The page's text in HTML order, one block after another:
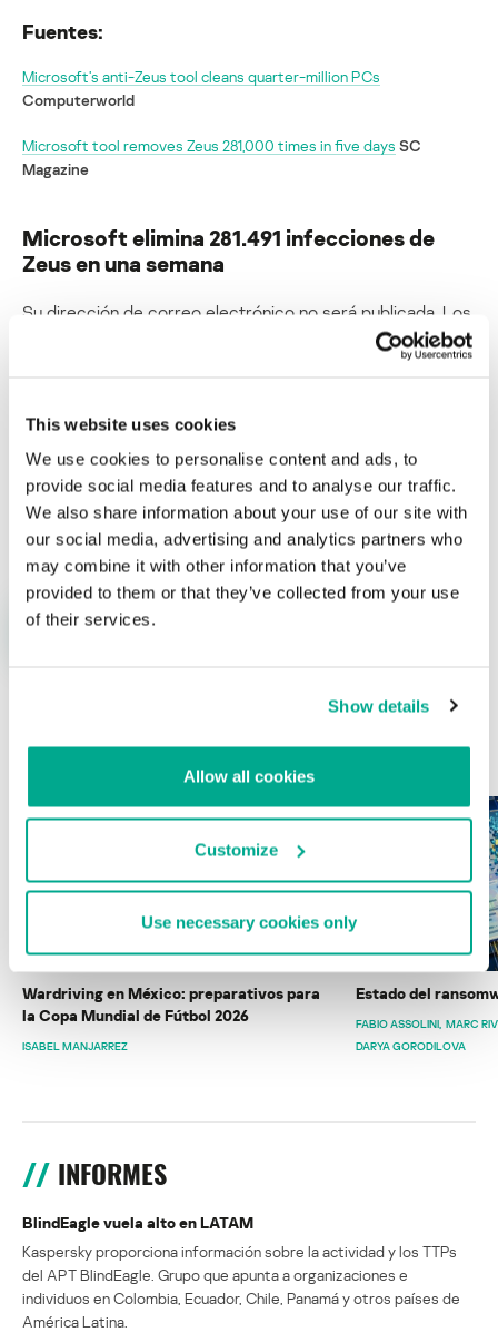
This website uses cookies
We use cookies to personalise content and ads, to
provide social media features and to analyse our traffic.
We also share information about your use of our site with
our social media, advertising and analytics partners who
may combine it with other information that you’ve
provided to them or that they’ve collected from your use
of their services.
Show details
Allow all cookies
Customize
Use necessary cookies only
Fuentes:
Microsoft’s anti-Zeus tool cleans quarter-million PCs
Computerworld
Microsoft tool removes Zeus 281,000 times in five days SC
Magazine
Microsoft elimina 281.491 infecciones de
Zeus en una semana
Su dirección de correo electrónico no será publicada. Los
Nombre* Correo electrónico *
ÚLTIMAS PUBLICACIONES
Wardriving en México: preparativos para
la Copa Mundial de Fútbol 2026
ISABEL MANJARREZ
Estado del
FABIO ASSOLINI MARC
DARYA GORODILOVA
INFORMES
BlindEagle vuela alto en LATAM
Kaspersky proporciona información sobre la actividad y los TTPs
del APT BlindEagle. Grupo que apunta a organizaciones e
individuos en Colombia, Ecuador, Chile, Panamá y otros países de
América Latina.